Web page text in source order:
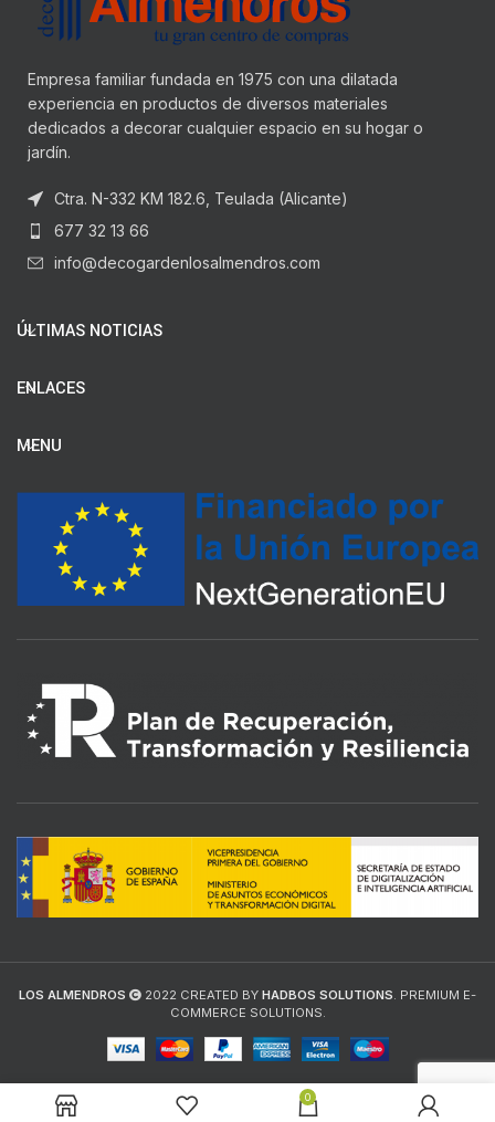
Empresa familiar fundada en 1975 con una dilatada
experiencia en productos de diversos materiales
dedicados a decorar cualquier espacio en su hogar o
jardín.
Ctra. N-332 KM 182.6, Teulada (Alicante)
677 32 13 66
info@decogardenlosalmendros.com
ÚLTIMAS NOTICIAS
ENLACES
MENU
LOS ALMENDROS 2022 CREATED BY HADBOS SOLUTIONS . PREMIUM E-
COMMERCE SOLUTIONS.
0